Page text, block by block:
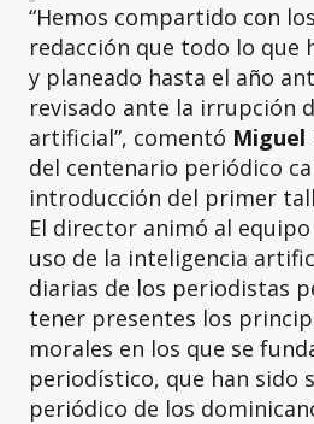
“Hemos compartido con
redacción que todo lo que
y planeado hasta el año
revisado ante la irrupción
artificial”, comentó Miguel
del centenario periódico
introducción del primer
El director animó al
uso de la inteligencia
diarias de los periodistas
tener presentes los
morales en los que se
periodístico, que han sido
periódico de los